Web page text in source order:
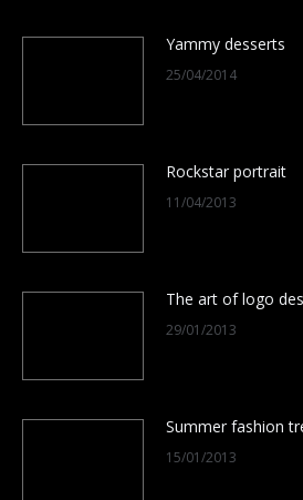
Yammy desserts
25/04/2014
Rockstar portrait
11/04/2013
The art of logo
29/01/2013
Summer fashion
15/01/2013